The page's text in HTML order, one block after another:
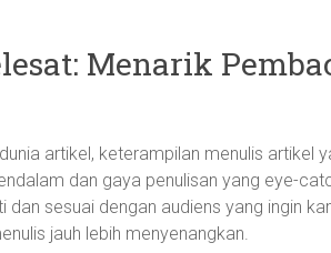
Menarik
artikel, keterampilan menulis artikel
dan gaya penulisan yang eye-
sesuai dengan audiens yang ingin
jauh lebih menyenangkan.